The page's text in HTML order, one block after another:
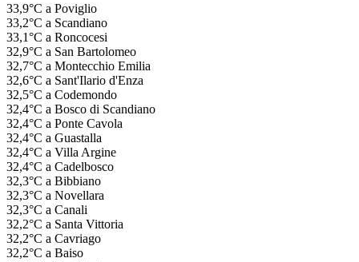
33,9°C a Poviglio
33,2°C a Scandiano
33,1°C a Roncocesi
32,9°C a San Bartolomeo
32,7°C a Montecchio Emilia
32,6°C a Sant'Ilario d'Enza
32,5°C a Codemondo
32,4°C a Bosco di Scandiano
32,4°C a Ponte Cavola
32,4°C a Guastalla
32,4°C a Villa Argine
32,4°C a Cadelbosco
32,3°C a Bibbiano
32,3°C a Novellara
32,3°C a Canali
32,2°C a Santa Vittoria
32,2°C a Cavriago
32,2°C a Baiso